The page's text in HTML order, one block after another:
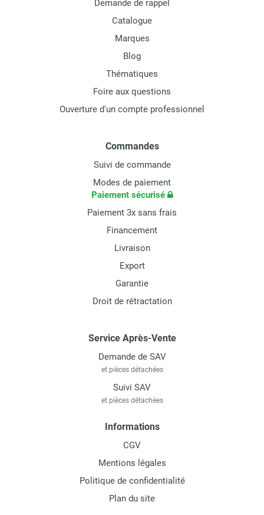
Demande de rappel
Catalogue
Marques
Blog
Thématiques
Foire aux questions
Ouverture d'un compte professionnel
Commandes
Suivi de commande
Modes de paiement
Paiement sécurisé
Paiement 3x sans frais
Financement
Livraison
Export
Garantie
Droit de rétractation
Service Après-Vente
Demande de SAV
et pièces détachées
Suivi SAV
et pièces détachées
Informations
CGV
Mentions légales
Politique de confidentialité
Plan du site